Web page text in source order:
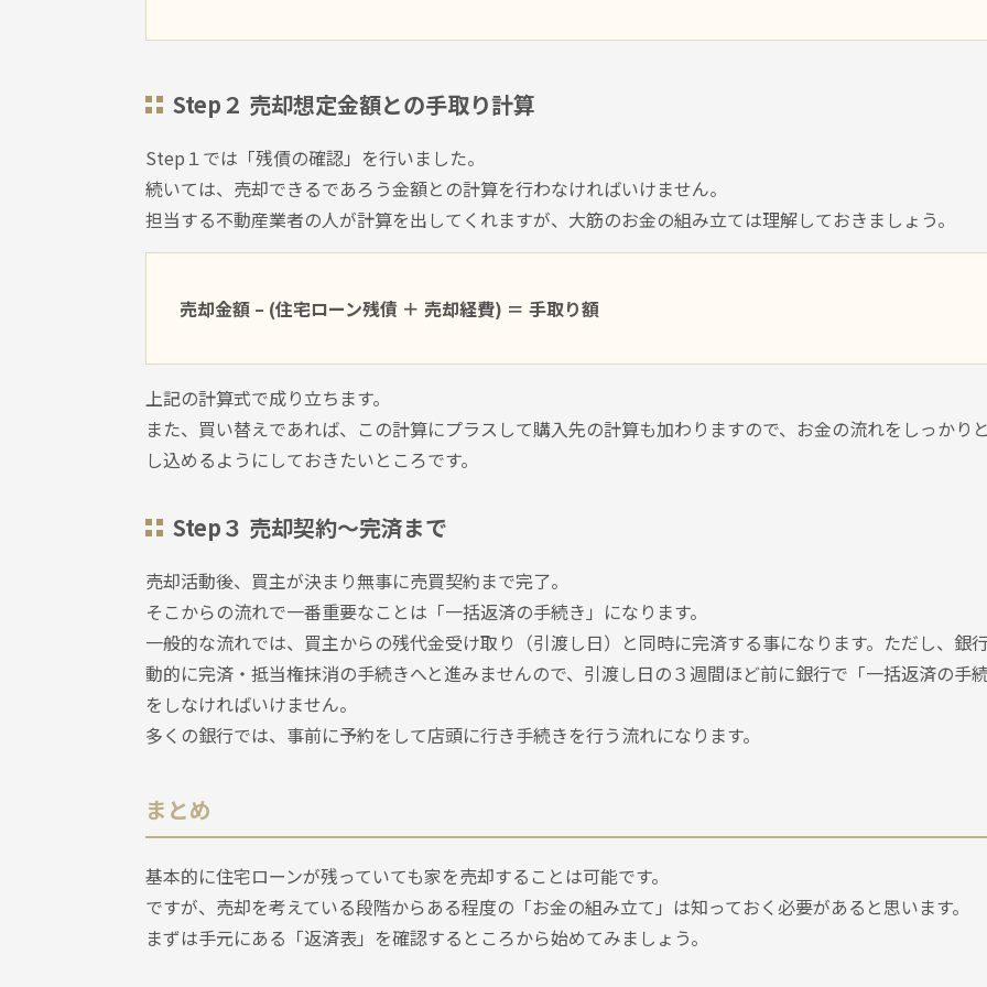
Step２ 売却想定金額との手取り計算
Step１では「残債の確認」を行いました。
続いては、売却できるであろう金額との計算を行わなければいけません。
担当する不動産業者の人が計算を出してくれますが、大筋のお金の組み立ては理解しておきましょう。
売却金額 – (住宅ローン残債 ＋ 売却経費) ＝ 手取り額
上記の計算式で成り立ちます。
また、買い替えであれば、この計算にプラスして購入先の計算も加わりますので、お金の流れをしっかり
し込めるようにしておきたいところです。
Step３ 売却契約～完済まで
売却活動後、買主が決まり無事に売買契約まで完了。
そこからの流れで一番重要なことは「一括返済の手続き」になります。
一般的な流れでは、買主からの残代金受け取り（引渡し日）と同時に完済する事になります。ただし、銀
動的に完済・抵当権抹消の手続きへと進みませんので、引渡し日の３週間ほど前に銀行で「一括返済の手
をしなければいけません。
多くの銀行では、事前に予約をして店頭に行き手続きを行う流れになります。
まとめ
基本的に住宅ローンが残っていても家を売却することは可能です。
ですが、売却を考えている段階からある程度の「お金の組み立て」は知っておく必要があると思います。
まずは手元にある「返済表」を確認するところから始めてみましょう。